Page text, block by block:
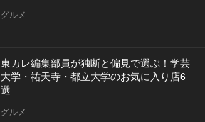
グルメ
東カレ編集部員が独断と偏見で選ぶ！学芸
大学・祐天寺・都立大学のお気に入り店6
選
グルメ